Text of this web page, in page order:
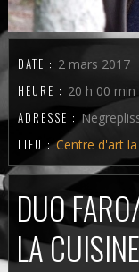
DATE : 2 mars 2017
HEURE : 20 h 00 min
ADRESSE :
LIEU :Centre d'art la
DUO
LA CUISINE